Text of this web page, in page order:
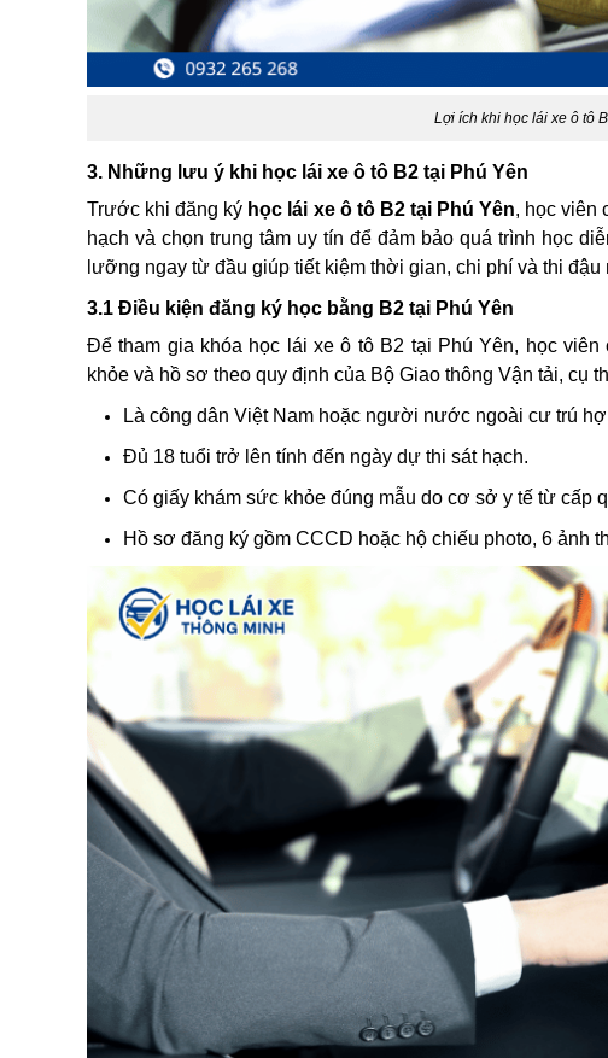
Lợi ích khi học lái xe ô tô
3. Những lưu ý khi học lái xe ô tô B2 tại Phú Yên
Trước khi đăng ký học lái xe ô tô B2 tại Phú Yên, học viên
hạch và chọn trung tâm uy tín để đảm bảo quá trình học
lưỡng ngay từ đầu giúp tiết kiệm thời gian, chi phí và thi đậu
3.1 Điều kiện đăng ký học bằng B2 tại Phú Yên
Để tham gia khóa học lái xe ô tô B2 tại Phú Yên, học
khỏe và hồ sơ theo quy định của Bộ Giao thông Vận tải, cụ
Là công dân Việt Nam hoặc người nước ngoài cư trú
Đủ 18 tuổi trở lên tính đến ngày dự thi sát hạch.
Có giấy khám sức khỏe đúng mẫu do cơ sở y tế từ cấp
Hồ sơ đăng ký gồm CCCD hoặc hộ chiếu photo, 6 ảnh